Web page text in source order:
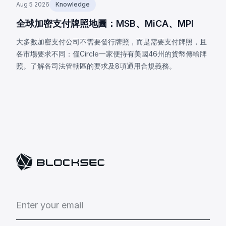
Aug 5 2026 Knowledge
全球加密支付牌照地圖：MSB、MiCA、MPI
大多數加密支付公司不需要發行牌照，而是需要支付牌照，且
各市場要求不同：僅Circle一家便持有美國46州的貨幣傳輸牌
照。了解各司法管轄區的要求及8項通用合規義務。
Enter your email